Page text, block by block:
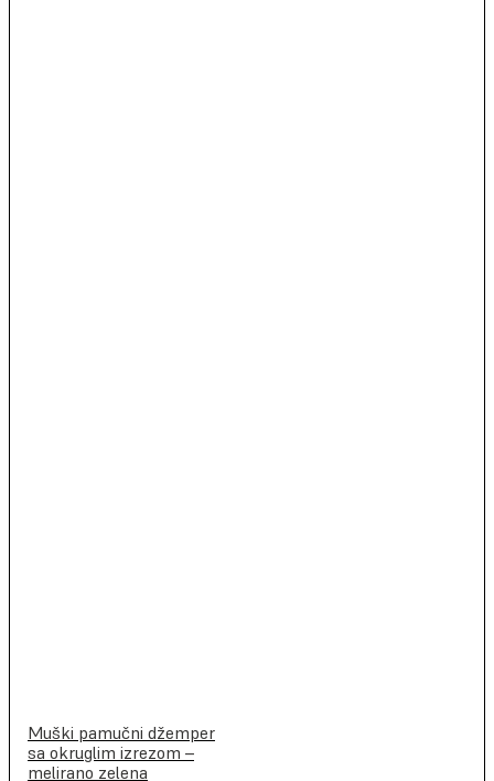
Muški pamučni džemper
sa okruglim izrezom –
melirano zelena